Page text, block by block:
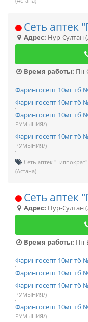
Сеть аптек
Адрес: Нур-Султан
Время работы: Пн-
Фарингосепт 10мг тб
Фарингосепт 10мг тб
Фарингосепт 10мг тб
РУМЫНИЯ/)
Фарингосепт 10мг тб
РУМЫНИЯ/)
Сеть аптек "Гиппократ"
(Астана)
Сеть аптек
Адрес: Нур-Султан
Время работы: Пн-
Фарингосепт 10мг тб
Фарингосепт 10мг тб
Фарингосепт 10мг тб
РУМЫНИЯ/)
Фарингосепт 10мг тб
РУМЫНИЯ/)